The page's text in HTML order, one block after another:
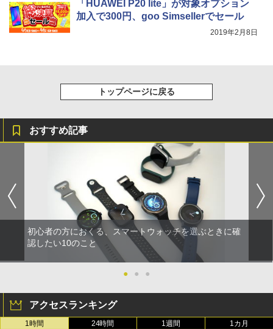
「HUAWEI P20 lite」が対象オプション
加入で300円、goo Simsellerでセール
2019年2月8日
トップページに戻る
おすすめ記事
初心者の方におくる、スマートウォッチを選ぶときに確
認したい10のこと
● ● ●
アクセスランキング
1時間 24時間 1週間 1カ月